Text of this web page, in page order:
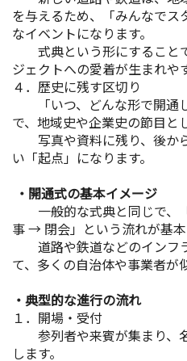
を与えるため、「みんなでス
なイベントになります。
式典という形にすること
ジェクトへの愛着が生まれや
４．歴史に残す区切り
「いつ、どんな形で開通
で、地域史や企業史の節目と
写真や資料に残り、後か
い「起点」になります。
・開通式の基本イメージ
一般的な式典と同じで、
事 → 閉会」という流れが基本
道路や鉄道などのインフ
て、多くの自治体や事業者が
・典型的な進行の流れ
１．開場・受付
参列者や来賓が集まり、
します。